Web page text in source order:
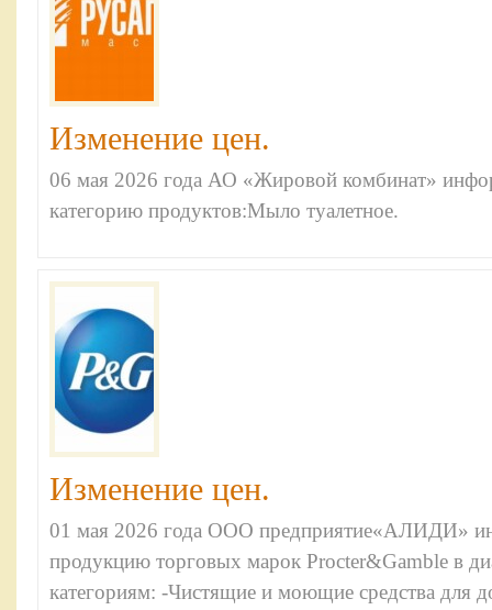
Изменение цен.
06 мая 2026 года АО «Жировой комбинат»
категорию продуктов:Мыло туалетное.
Изменение цен.
01 мая 2026 года ООО предприятие«АЛИДИ»
продукцию торговых марок Procter&Gamble в
категориям: -Чистящие и моющие средства для